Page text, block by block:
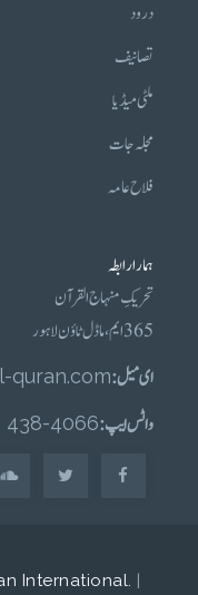
درود
تصانیف
ملٹی میڈیا
مجلہ جات
فلاح عامہ
ہمارا رابطہ
تحریکِ منہاج القرآن
365 ایم، ماڈل ٹاؤن لاہور
ای میل :quran.com
واٹس ایپ :4066-438 (322) 92+
International. |